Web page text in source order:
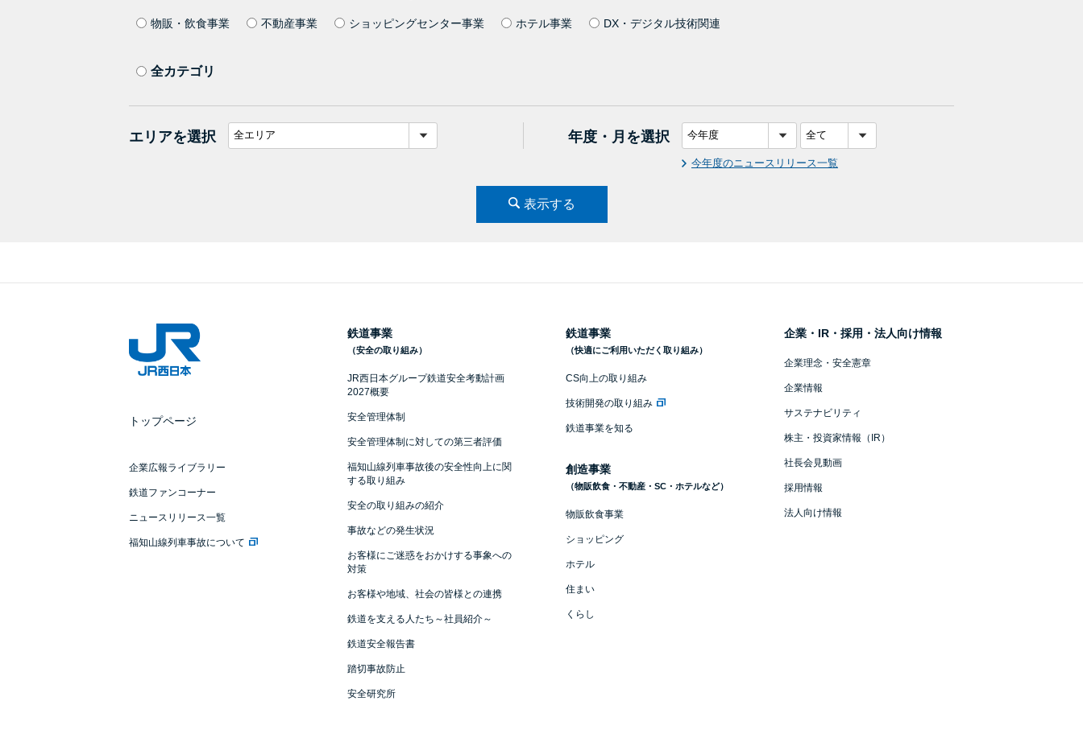
物販・飲食事業 不動産事業 ショッピングセンター事業 ホテル事業 DX・デジタル技術関連
全カテゴリ
エリアを選択 年度・月を選択
今年度のニュースリリース一覧
表示する
トップページ
鉄道事業
（安全の取り組み）
JR西日本グループ鉄道安全考動計画
2027概要
安全管理体制
安全管理体制に対しての第三者評価
福知山線列車事故後の安全性向上に関
する取り組み
安全の取り組みの紹介
事故などの発生状況
お客様にご迷惑をおかけする事象への
対策
お客様や地域、社会の皆様との連携
鉄道を支える人たち～社員紹介～
鉄道安全報告書
踏切事故防止
安全研究所
鉄道事業
（快適にご利用いただく取り組み）
CS向上の取り組み
技術開発の取り組み
鉄道事業を知る
創造事業
（物販飲食・不動産・SC・ホテルなど）
物販飲食事業
ショッピング
ホテル
住まい
くらし
企業・IR・採用・法人向け情報
企業理念・安全憲章
企業情報
サステナビリティ
株主・投資家情報（IR）
社長会見動画
採用情報
法人向け情報
企業広報ライブラリー
鉄道ファンコーナー
ニュースリリース一覧
福知山線列車事故について